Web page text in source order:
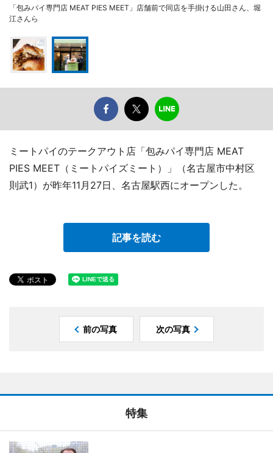
「包みパイ専門店 MEAT PIES MEET」店舗前で同店を手掛ける山田さん、堀
江さんら
ミートパイのテークアウト店「包みパイ専門店 MEAT
PIES MEET（ミートパイズミート）」（名古屋市中村区
則武1）が昨年11月27日、名古屋駅西にオープンした。
記事を読む
前の写真 次の写真
特集